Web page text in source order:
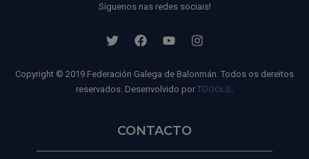
Síguenos nas redes sociais!
Copyright © 2019 Federación Galega de Balonmán. Todos os dereitos
reservados. Desenvolvido por TOOOLS.
CONTACTO